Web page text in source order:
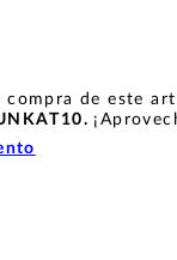
compra de este